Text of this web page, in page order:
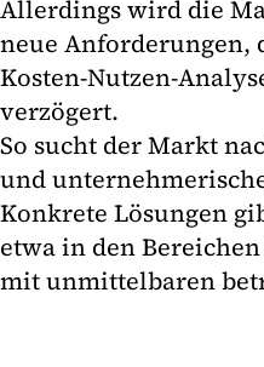
Allerdings wird die
neue Anforderungen,
Kosten-Nutzen-
verzögert.
So sucht der Markt
und
Konkrete Lösungen
etwa in den
mit unmittelbaren